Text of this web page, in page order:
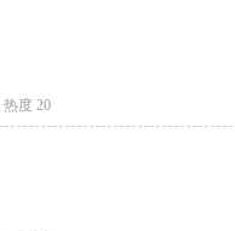
热度 20